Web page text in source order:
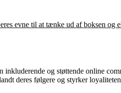
evne til at tænke ud af boksen og
og støttende online
deres følgere og styrker